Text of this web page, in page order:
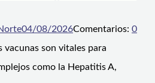
04/08/2026Comentarios: 0
vacunas son vitales para
como la Hepatitis A,